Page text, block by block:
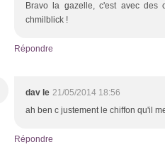
Bravo la gazelle, c'est avec des
chmilblick !
Répondre
dav le 21/05/2014 18:56
ah ben c justement le chiffon qu'il
Répondre